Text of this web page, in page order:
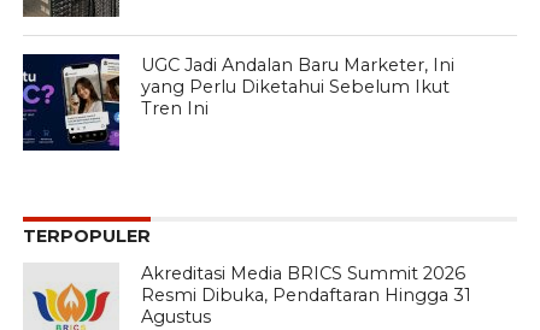
UGC Jadi Andalan Baru Marketer, Ini
yang Perlu Diketahui Sebelum Ikut
Tren Ini
TERPOPULER
Akreditasi Media BRICS Summit 2026
Resmi Dibuka, Pendaftaran Hingga 31
Agustus